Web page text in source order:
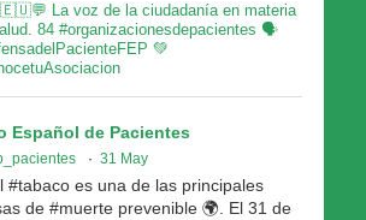
La voz de la ciudadanía en materia
84 #organizacionesdepacientes 🗣
💚
Español de Pacientes
· 31 May
#tabaco es una de las principales
de #muerte prevenible 🌍. El 31 de